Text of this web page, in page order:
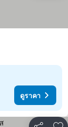
ดูราคา